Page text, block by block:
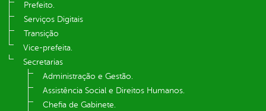
Prefeito.
Serviços Digitais
Transição
Vice-prefeita.
Secretarias
Administração e Gestão.
Assistência Social e Direitos Humanos.
Chefia de Gabinete.